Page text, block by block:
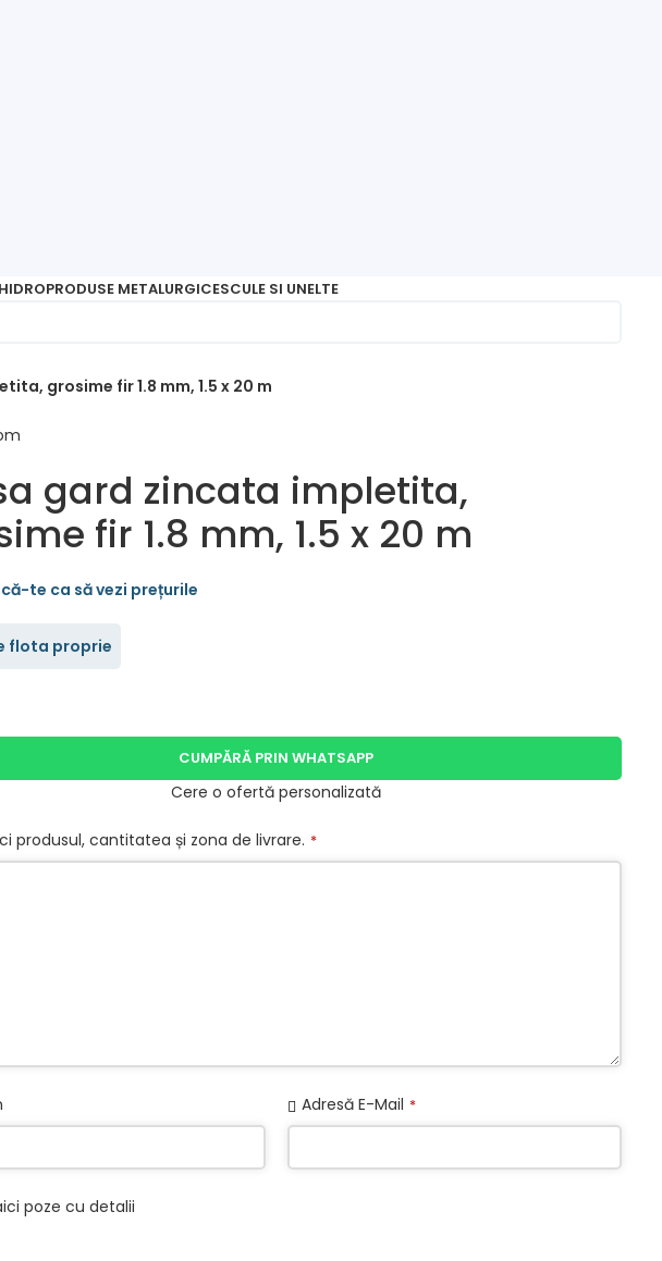
PRODUSE METALURGICESCULE SI UNELTE
grosime fir 1.8 mm, 1.5 x 20 m
gard zincata impletita,
fir 1.8 mm, 1.5 x 20 m
flota proprie
CUMPĂRĂ PRIN WHATSAPP
Cere o ofertă personalizată
produsul, cantitatea și zona de livrare. *
Adresă E-Mail *
poze cu detalii